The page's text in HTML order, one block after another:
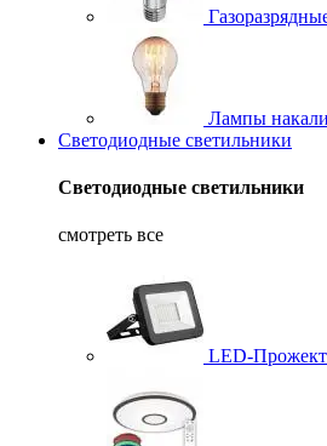
Лампы
Светодиодные светильники
Светодиодные светильники
смотреть все
LED-